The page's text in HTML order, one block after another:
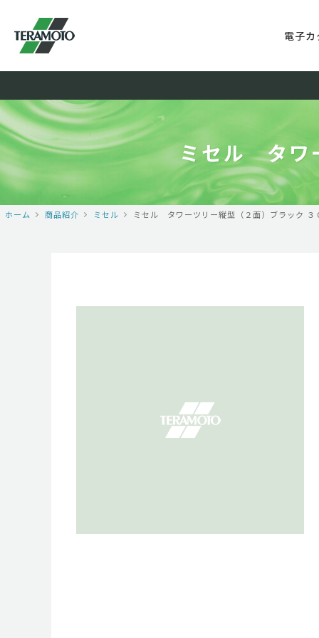
電子
ミセル タワ
ホーム 商品紹介 ミセル ミセル タワーツリー縦型（２面）ブラック